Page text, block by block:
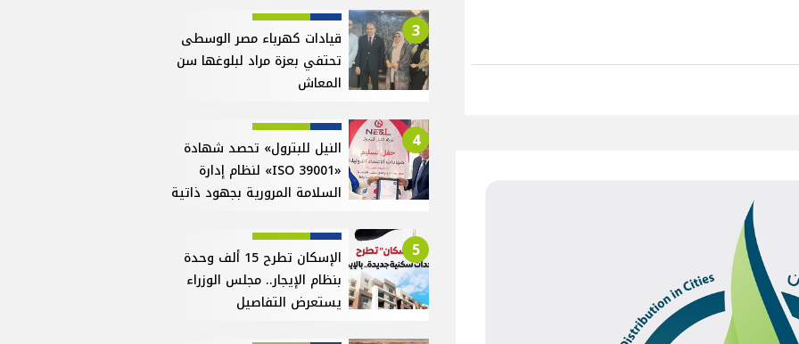
3
قيادات كهرباء مصر الوسطى
تحتفي بعزة مراد لبلوغها سن
المعاش
4
النيل للبترول» تحصد شهادة
«ISO 39001» لنظام إدارة
السلامة المرورية بجهود ذاتية
5
الإسكان تطرح 15 ألف وحدة
بنظام الإيجار.. مجلس الوزراء
يستعرض التفاصيل